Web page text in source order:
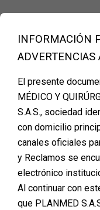
Financiación
– PLANMED
INFORMACIÓN
El presente
MÉDICO Y
S.A.S., sociedad
con domicilio
canales oficiales
y Reclamos se
electrónico
Al continuar con
que PLANMED